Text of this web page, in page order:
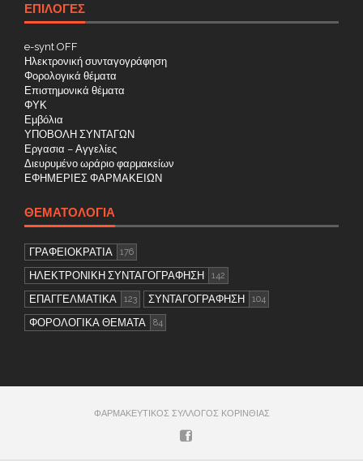
ΕΠΙΛΟΓΕΣ
e-synt OFF
Ηλεκτρονική συνταγογράφηση
Φορολογικά θέματα
Επιστημονικά θέματα
ΦΥΚ
Εμβόλια
ΥΠΟΒΟΛΗ ΣΥΝΤΑΓΩΝ
Εργασια – Αγγελίες
Διευρυμένο ωράριο φαρμακείων
ΕΦΗΜΕΡΙΕΣ ΦΑΡΜΑΚΕΙΩΝ
ΘΕΜΑΤΟΛΟΓΊΑ
ΓΡΑΦΕΙΟΚΡΑΤΙΑ 176
ΗΛΕΚΤΡΟΝΙΚΗ ΣΥΝΤΑΓΟΓΡΑΦΗΣΗ 142
ΕΠΑΓΓΕΛΜΑΤΙΚΑ 123 ΣΥΝΤΑΓΟΓΡΑΦΗΣΗ 104
ΦΟΡΟΛΟΓΙΚΑ ΘΕΜΑΤΑ 84
ΦΑΡΜΑΚΕΥΤΙΚΟΣ ΣΥΛΛΟΓΟΣ ΚΟΡΙΝΘΙΑΣ